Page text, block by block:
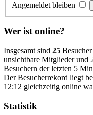
Angemeldet bleiben
Wer ist online?
Insgesamt sind 25
unsichtbare Mitglieder und
Besuchern der letzten 5
Der Besucherrekord liegt
12:12 gleichzeitig online
Statistik